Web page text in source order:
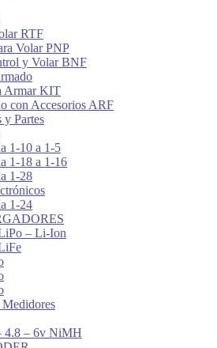
RTF
Volar PNP
y Volar BNF
Armar KIT
con Accesorios ARF
y Partes
1-10 a 1-5
1-18 a 1-16
1-28
1-24
– Li-Ion
4.8 – 6v NiMH